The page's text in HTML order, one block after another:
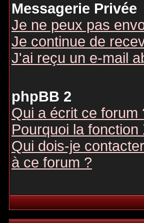
Messagerie Privée
Je ne peux pas
Je continue de
J'ai reçu un e-mail
phpBB 2
Qui a écrit ce forum
Pourquoi la
Qui dois-je
à ce forum ?